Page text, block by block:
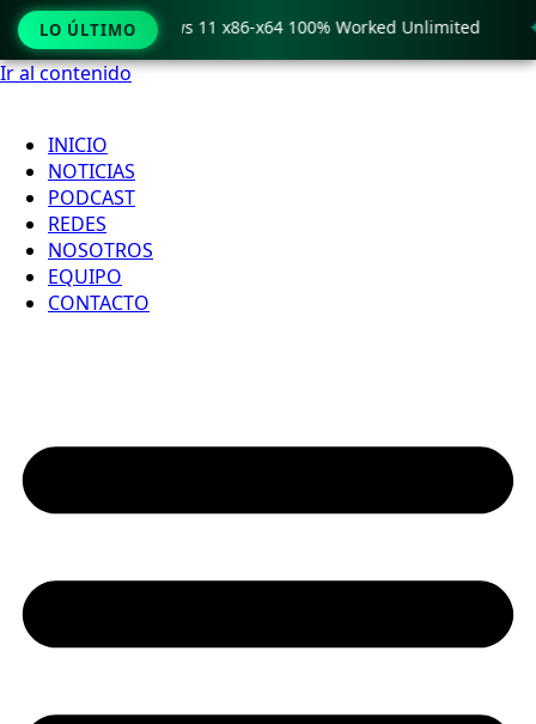
Ir al contenido
INICIO
NOTICIAS
PODCAST
REDES
NOSOTROS
EQUIPO
CONTACTO
LO ÚLTIMO
Crack only Windows 11 x86-x64 100% Worked Unlimited